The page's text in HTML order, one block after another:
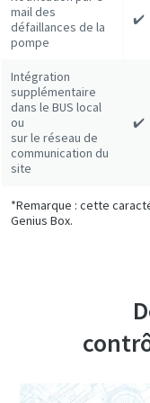
mail des
défaillances de la
pompe
✔️
Intégration
supplémentaire
dans le BUS local
ou
sur le réseau de
communication du
site
✔️
*Remarque : cette
Genius Box.